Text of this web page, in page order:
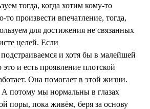
тогда, когда хотим кому-то
то произвести впечатление, тогда,
для достижения не связанных
целей. Если
и хотя бы в малейшей
и есть проявление плотской
Она помогает в этой жизни.
А потому мы нормальны в глазах
поры, пока живём, беря за основу